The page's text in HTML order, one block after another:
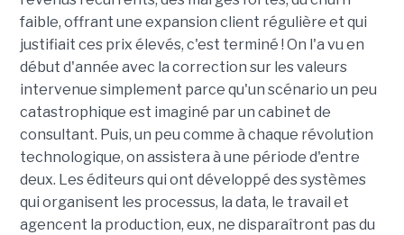
faible, offrant une expansion client régulière et qui
justifiait ces prix élevés, c'est terminé ! On l'a vu en
début d'année avec la correction sur les valeurs
intervenue simplement parce qu'un scénario un peu
catastrophique est imaginé par un cabinet de
consultant. Puis, un peu comme à chaque révolution
technologique, on assistera à une période d'entre
deux. Les éditeurs qui ont développé des systèmes
qui organisent les processus, la data, le travail et
agencent la production, eux, ne disparaîtront pas du